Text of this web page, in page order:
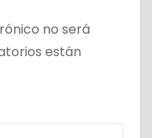
no será
están